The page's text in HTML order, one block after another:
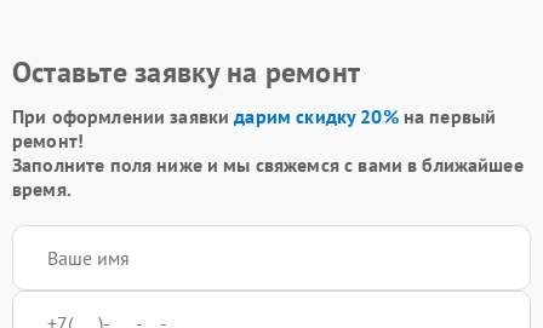
Оставьте заявку на ремонт
При оформлении заявкидарим скидку 20%на первый
ремонт!
Заполните поля ниже и мы свяжемся с вами в ближайшее
время.